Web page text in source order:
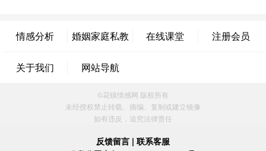
辽宁-大连 176****2843
39分钟前
属情感方案
微信用户 墨笙 通过此页面咨询，已获得专属情感方
案
江苏-苏州 188****5187
微信用户 谢思明 通过此页面咨询，已获得专属情感
方案
情感分析 婚姻家庭私教 在线课堂 注册会员
关于我们 网站导航
©花镇情感网 版权所有
未经授权禁止转载、摘编、复制或建立镜像
如有违反，追究法律责任
反馈留言 | 联系客服